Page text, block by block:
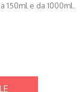
150ml e da 1000ml.